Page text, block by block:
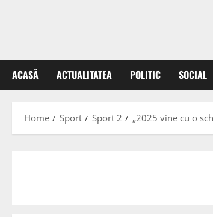
ACASĂ ACTUALITATEA POLITIC SOCIAL
Home Sport Sport 2 „2025 vine cu o